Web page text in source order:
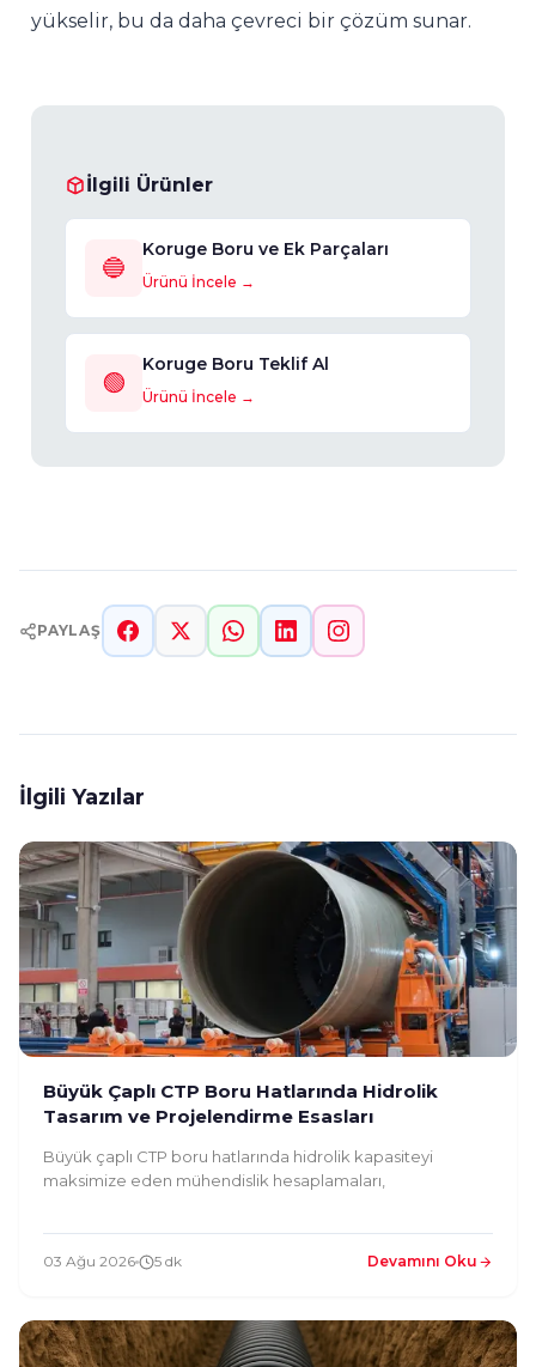
yükselir, bu da daha çevreci bir çözüm sunar.
İlgili Ürünler
🔵
Koruge Boru ve Ek Parçaları
Ürünü İncele →
🟢
Koruge Boru Teklif Al
Ürünü İncele →
PAYLAŞ
İlgili Yazılar
Büyük Çaplı CTP Boru Hatlarında Hidrolik
Tasarım ve Projelendirme Esasları
Büyük çaplı CTP boru hatlarında hidrolik kapasiteyi
maksimize eden mühendislik hesaplamaları,
03 Ağu 2026 5 dk Devamını Oku